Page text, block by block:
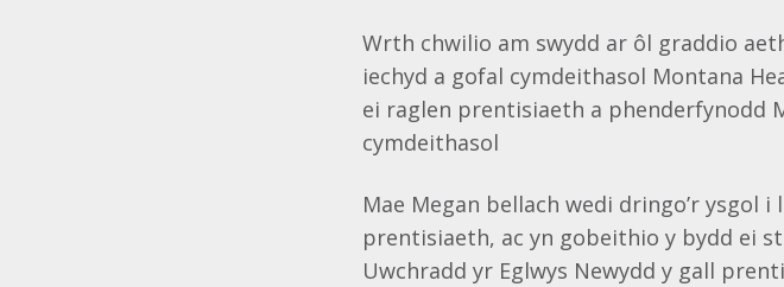
Wrth chwilio am swydd ar ôl graddio
iechyd a gofal cymdeithasol Montana
ei raglen prentisiaeth a phenderfynodd
cymdeithasol
Mae Megan bellach wedi dringo’r ysgol
prentisiaeth, ac yn gobeithio y bydd ei
Uwchradd yr Eglwys Newydd y gall